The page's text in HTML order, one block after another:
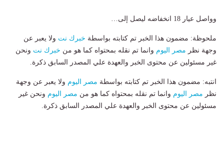
وواصل عيار 18 انخفاضه ليصل إلى…
ملحوظة: مضمون هذا الخبر تم كتابته بواسطة خبرك نت ولا يعبر عن
وجهة نظر مصر اليوم وانما تم نقله بمحتواه كما هو من خبرك نت ونحن
غير مسئولين عن محتوى الخبر والعهدة علي المصدر السابق ذكرة.
انتبه: مضمون هذا الخبر تم كتابته بواسطة مصر اليوم ولا يعبر عن وجهة
نظر مصر اليوم وانما تم نقله بمحتواه كما هو من مصر اليوم ونحن غير
مسئولين عن محتوى الخبر والعهدة علي المصدر السابق ذكرة.